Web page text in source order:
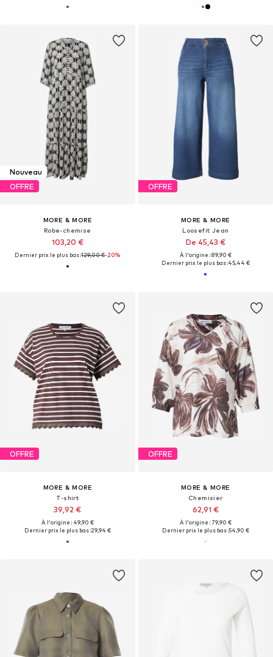
Nouveau
OFFRE
MORE & MORE
Robe-chemise
103,20 €
Dernier prix le plus bas :129,00 €-20%
OFFRE
MORE & MORE
Loosefit Jean
De 45,43 €
À l'origine : 89,90 €
Dernier prix le plus bas :45,44 €
OFFRE
MORE & MORE
T-shirt
39,92 €
À l'origine : 49,90 €
Dernier prix le plus bas :29,94 €
OFFRE
MORE & MORE
Chemisier
62,91 €
À l'origine : 79,90 €
Dernier prix le plus bas :54,90 €